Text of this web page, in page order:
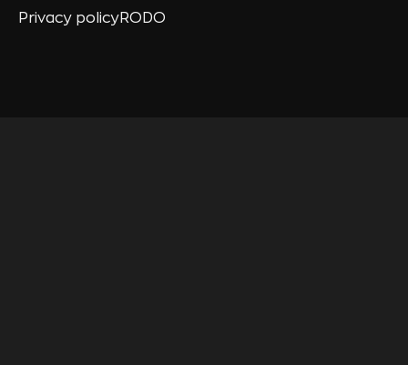
Privacy policyRODO